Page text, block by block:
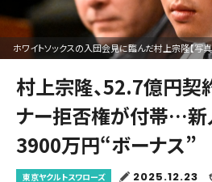
ホワイトソックスの入団会見に臨んだ村上宗隆【写真
村上宗隆、52.7億円
ナー拒否権が付帯…新
3900万円“ボーナス”
東京ヤクルトスワローズ 2025.12.23